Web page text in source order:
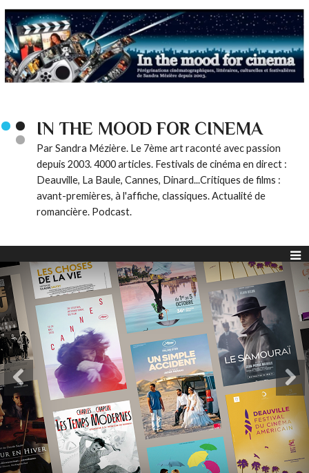
IN THE MOOD FOR CINEMA
Par Sandra Mézière. Le 7ème art raconté avec passion
depuis 2003. 4000 articles. Festivals de cinéma en direct :
Deauville, La Baule, Cannes, Dinard...Critiques de films :
avant-premières, à l'affiche, classiques. Actualité de
romancière. Podcast.